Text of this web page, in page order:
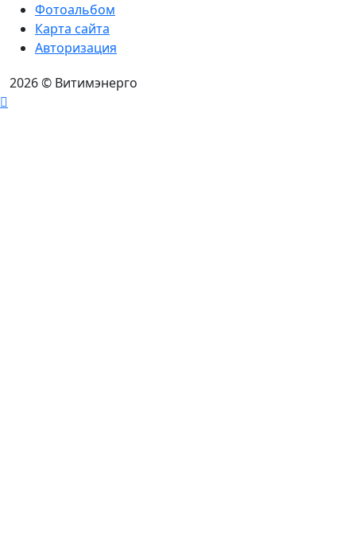
Фотоальбом
Карта сайта
Авторизация
2026© Витимэнерго